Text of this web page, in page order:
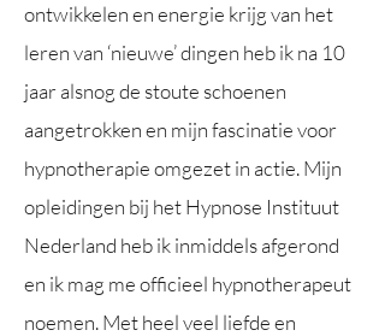
ontwikkelen en energie krijg van het
leren van ‘nieuwe’ dingen heb ik na 10
jaar alsnog de stoute schoenen
aangetrokken en mijn fascinatie voor
hypnotherapie omgezet in actie. Mijn
opleidingen bij het Hypnose Instituut
Nederland heb ik inmiddels afgerond
en ik mag me officieel hypnotherapeut
noemen. Met heel veel liefde en